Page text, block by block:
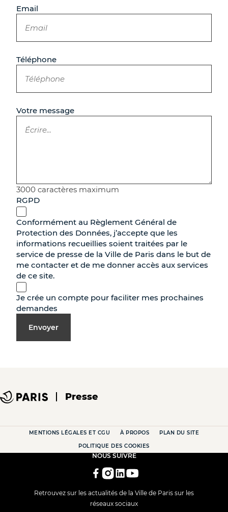
Email
Téléphone
Votre message
3000 caractères maximum
RGPD
Conformément au Règlement Général de
Protection des Données, j’accepte que les
informations recueillies soient traitées par le
service de presse de la Ville de Paris dans le but de
me contacter et de me donner accès aux services
de ce site.
Je crée un compte pour faciliter mes prochaines
demandes
Envoyer
Presse
MENTIONS LÉGALES ET CGU À PROPOS
PLAN DU SITE
POLITIQUE DES COOKIES
NOUS SUIVRE
Retrouvez sur les actualités de la Ville de Paris sur les
réseaux sociaux